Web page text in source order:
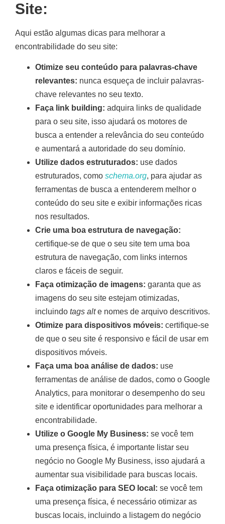
Site:
Aqui estão algumas dicas para melhorar a
encontrabilidade do seu site:
Otimize seu conteúdo para palavras-chave
relevantes: nunca esqueça de incluir palavras-
chave relevantes no seu texto.
Faça link building: adquira links de qualidade
para o seu site, isso ajudará os motores de
busca a entender a relevância do seu conteúdo
e aumentará a autoridade do seu domínio.
Utilize dados estruturados: use dados
estruturados, como schema.org, para ajudar as
ferramentas de busca a entenderem melhor o
conteúdo do seu site e exibir informações ricas
nos resultados.
Crie uma boa estrutura de navegação:
certifique-se de que o seu site tem uma boa
estrutura de navegação, com links internos
claros e fáceis de seguir.
Faça otimização de imagens: garanta que as
imagens do seu site estejam otimizadas,
incluindo tags alte nomes de arquivo descritivos.
Otimize para dispositivos móveis: certifique-se
de que o seu site é responsivo e fácil de usar em
dispositivos móveis.
Faça uma boa análise de dados: use
ferramentas de análise de dados, como o Google
Analytics, para monitorar o desempenho do seu
site e identificar oportunidades para melhorar a
encontrabilidade.
Utilize o Google My Business: se você tem
uma presença física, é importante listar seu
negócio no Google My Business, isso ajudará a
aumentar sua visibilidade para buscas locais.
Faça otimização para SEO local: se você tem
uma presença física, é necessário otimizar as
buscas locais, incluindo a listagem do negócio